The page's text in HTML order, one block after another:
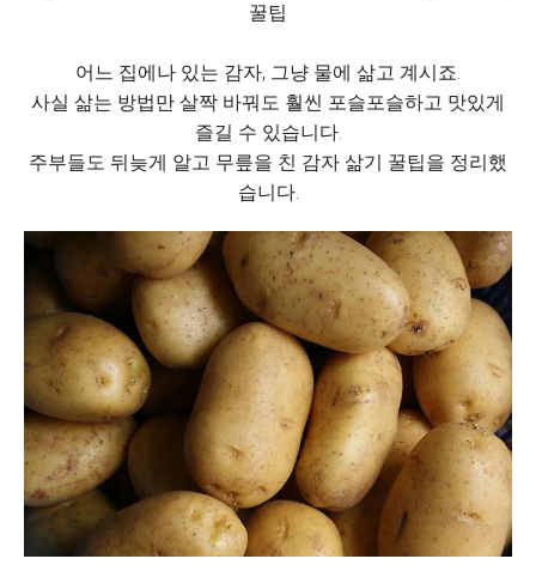
꿀팁
어느 집에나 있는 감자, 그냥 물에 삶고 계시죠.
사실 삶는 방법만 살짝 바꿔도 훨씬 포슬포슬하고 맛있게
즐길 수 있습니다.
주부들도 뒤늦게 알고 무릎을 친 감자 삶기 꿀팁을 정리했
습니다.